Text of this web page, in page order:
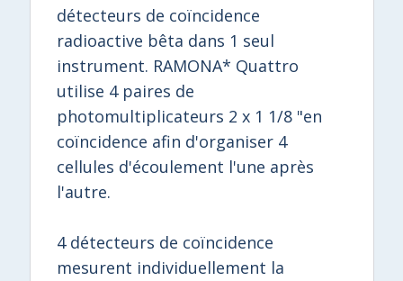
détecteurs de coïncidence
radioactive bêta dans 1 seul
instrument. RAMONA* Quattro
utilise 4 paires de
photomultiplicateurs 2 x 1 1/8 "en
coïncidence afin d'organiser 4
cellules d'écoulement l'une après
l'autre.
4 détecteurs de coïncidence
mesurent individuellement la